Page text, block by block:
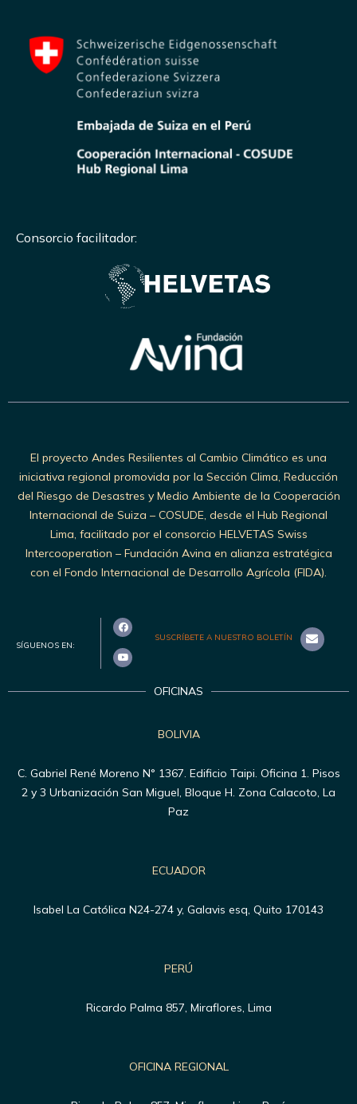
Consorcio facilitador:
El proyecto Andes Resilientes al Cambio Climático es una
iniciativa regional promovida por la Sección Clima, Reducción
del Riesgo de Desastres y Medio Ambiente de la Cooperación
Internacional de Suiza – COSUDE, desde el Hub Regional
Lima, facilitado por el consorcio HELVETAS Swiss
Intercooperation – Fundación Avina en alianza estratégica
con el Fondo Internacional de Desarrollo Agrícola (FIDA).
SÍGUENOS EN:
SUSCRÍBETE A NUESTRO BOLETÍN
OFICINAS
BOLIVIA
C. Gabriel René Moreno N° 1367. Edificio Taipi. Oficina 1. Pisos
2 y 3 Urbanización San Miguel, Bloque H. Zona Calacoto, La
Paz
ECUADOR
Isabel La Católica N24-274 y, Galavis esq, Quito 170143
PERÚ
Ricardo Palma 857, Miraflores, Lima
OFICINA REGIONAL